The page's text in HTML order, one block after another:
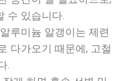
수 있습니다.
루미늄 알갱이는 제련
다가오기 때문에, 고철
.